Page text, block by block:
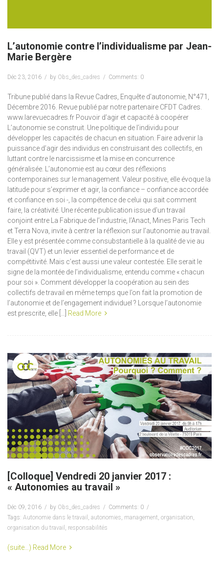
L’autonomie contre l’individualisme par Jean-
Marie Bergère
Déc 23, 2016 by Obs_des_cadres Comments: 0
Tribune publié dans la Revue Cadres, Enquête d’autonomie, N°471,
Décembre 2016. Revue publié par notre partenaire CFDT Cadres.
www.larevuecadres.fr Pouvoir d’agir et capacité à coopérer
L’autonomie se construit. Une politique de l’individu pour
développer les capacités de chacun en situation. Faire advenir la
puissance d’agir des individus en construisant des collectifs, en
luttant contre le narcissisme et la mise en concurrence
généralisée. L’autonomie est au cœur des réflexions
contemporaines sur le management. Valeur positive, elle évoque la
latitude pour s’exprimer et agir, la confiance – confiance accordée
et confiance en soi -, la compétence de celui qui sait comment
faire, la créativité. Une récente publication issue d’un travail
conjoint entre La Fabrique de l’industrie, l’Anact, Mines Paris Tech
et Terra Nova, invite à centrer la réflexion sur l’autonomie au travail.
Elle y est présentée comme consubstantielle à la qualité de vie au
travail (QVT) et un levier essentiel de performance et de
compétitivité. Mais c’est aussi une valeur contestée. Elle serait le
signe de la montée de l’individualisme, entendu comme « chacun
pour soi ». Comment développer la coopération au sein des
collectifs de travail en même temps que l’on fait la promotion de
l’autonomie et de l’engagement individuel ? Lorsque l’autonomie
est prescrite, elle […] Read More
[Colloque] Vendredi 20 janvier 2017 :
« Autonomies au travail »
Déc 09, 2016 by Obs_des_cadres
Comments: 0
Tags: Autonomie dans le travail autonomies management organisation
organisation du travail
responsabilités
(suite…) Read More